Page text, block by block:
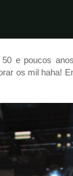
e poucos
os mil haha!